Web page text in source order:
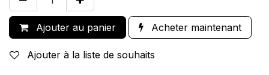
Ajouter au panier Acheter maintenant
Ajouter à la liste de souhaits